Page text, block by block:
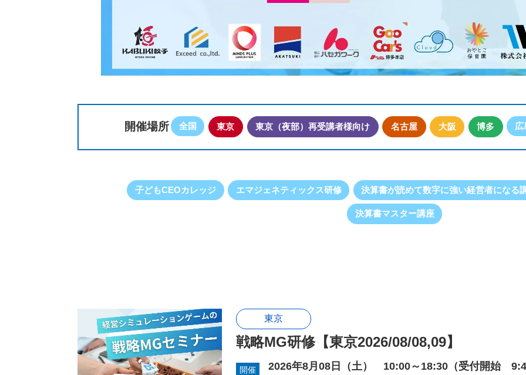
開催場所 全国 東京 東京（夜部）再受講者様向け 名古屋 大阪 博多 広
子どもCEOカレッジ エマジェネティックス研修 決算書が読めて数字に強い経営者になる
決算書マスター講座
東京
戦略MG研修【東京2026/08/08,09】
開催
2026年8月08日（土） 10:00～18:30（受付開始